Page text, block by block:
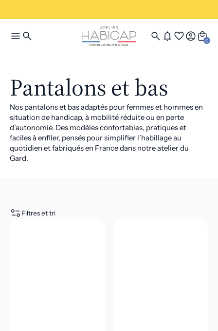
0
Pantalons et bas
Nos pantalons et bas adaptés pour femmes et hommes en
situation de handicap, à mobilité réduite ou en perte
d’autonomie. Des modèles confortables, pratiques et
faciles à enfiler, pensés pour simplifier l’habillage au
quotidien et fabriqués en France dans notre atelier du
Gard.
Filtres et tri